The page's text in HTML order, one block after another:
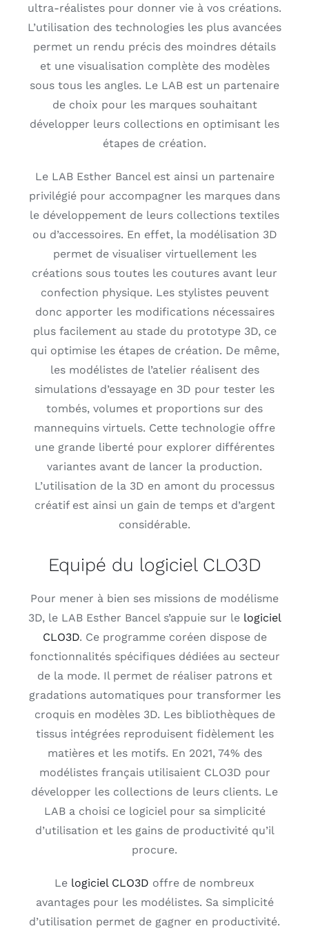
ultra-réalistes pour donner vie à vos créations.
L’utilisation des technologies les plus avancées
permet un rendu précis des moindres détails
et une visualisation complète des modèles
sous tous les angles. Le LAB est un partenaire
de choix pour les marques souhaitant
développer leurs collections en optimisant les
étapes de création.
Le LAB Esther Bancel est ainsi un partenaire
privilégié pour accompagner les marques dans
le développement de leurs collections textiles
ou d’accessoires. En effet, la modélisation 3D
permet de visualiser virtuellement les
créations sous toutes les coutures avant leur
confection physique. Les stylistes peuvent
donc apporter les modifications nécessaires
plus facilement au stade du prototype 3D, ce
qui optimise les étapes de création. De même,
les modélistes de l’atelier réalisent des
simulations d’essayage en 3D pour tester les
tombés, volumes et proportions sur des
mannequins virtuels. Cette technologie offre
une grande liberté pour explorer différentes
variantes avant de lancer la production.
L’utilisation de la 3D en amont du processus
créatif est ainsi un gain de temps et d’argent
considérable.
Equipé du logiciel CLO3D
Pour mener à bien ses missions de modélisme
3D, le LAB Esther Bancel s’appuie sur le logiciel
CLO3D. Ce programme coréen dispose de
fonctionnalités spécifiques dédiées au secteur
de la mode. Il permet de réaliser patrons et
gradations automatiques pour transformer les
croquis en modèles 3D. Les bibliothèques de
tissus intégrées reproduisent fidèlement les
matières et les motifs. En 2021, 74% des
modélistes français utilisaient CLO3D pour
développer les collections de leurs clients. Le
LAB a choisi ce logiciel pour sa simplicité
d’utilisation et les gains de productivité qu’il
procure.
Le logiciel CLO3D offre de nombreux
avantages pour les modélistes. Sa simplicité
d’utilisation permet de gagner en productivité.